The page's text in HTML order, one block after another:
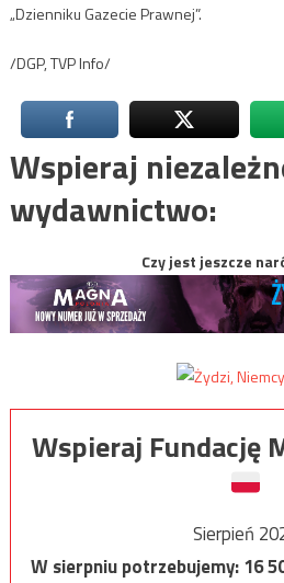
„Dzienniku Gazecie Prawnej”.
/DGP, TVP Info/
Wspieraj
wydawnictwo:
Czy jest jeszcze
Wspieraj Fundację
Sierpień
W sierpniu potrzebujemy:16